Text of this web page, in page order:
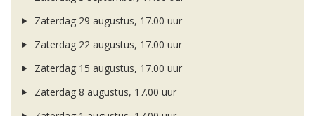
Zaterdag 29 augustus, 17.00 uur
Zaterdag 22 augustus, 17.00 uur
Zaterdag 15 augustus, 17.00 uur
Zaterdag 8 augustus, 17.00 uur